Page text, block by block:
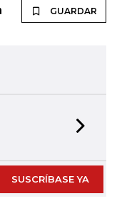
GUARDAR
SUSCRÍBASE YA